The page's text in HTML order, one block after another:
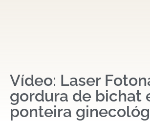
Vídeo: Laser
gordura de bichat
ponteira